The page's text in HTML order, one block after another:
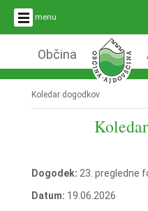
menu
Občina
Koledar dogodkov
Dogodek: 23. pregledne
Datum: 19.06.2026